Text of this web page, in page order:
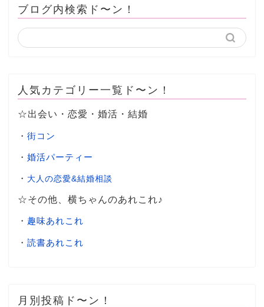
ブログ内検索ド〜ン！
人気カテゴリー一覧ド〜ン！
☆出会い・恋愛・婚活・結婚
・ 街コン
・ 婚活パーティー
・ 大人の恋愛&結婚相談
☆その他、横ちゃんのあれこれ♪
・ 趣味あれこれ
・ 読書あれこれ
月別投稿ド〜ン！